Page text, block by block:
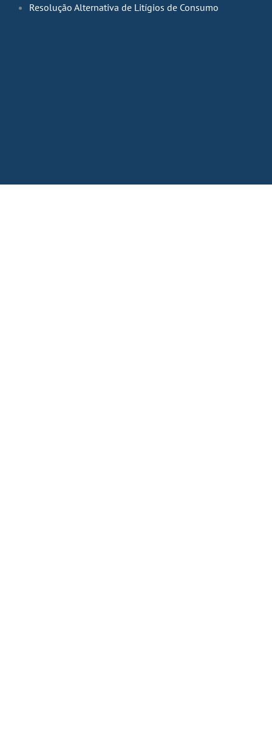
Resolução Alternativa de Litígios de Consumo